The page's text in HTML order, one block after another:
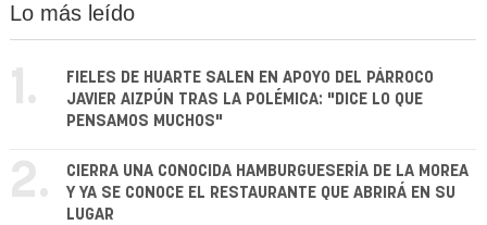
Lo más leído
1.
FIELES DE HUARTE SALEN EN APOYO DEL PÁRROCO
JAVIER AIZPÚN TRAS LA POLÉMICA: "DICE LO QUE
PENSAMOS MUCHOS"
2.
CIERRA UNA CONOCIDA HAMBURGUESERÍA DE LA MOREA
Y YA SE CONOCE EL RESTAURANTE QUE ABRIRÁ EN SU
LUGAR